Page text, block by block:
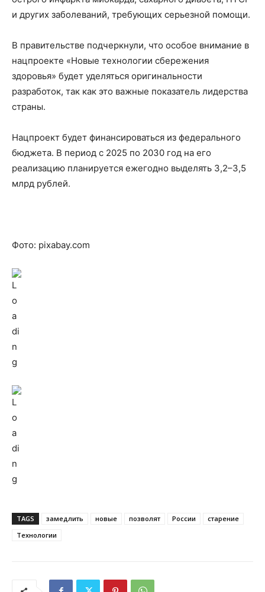
и других заболеваний, требующих серьезной помощи.
В правительстве подчеркнули, что особое внимание в
нацпроекте «Новые технологии сбережения
здоровья» будет уделяться оригинальности
разработок, так как это важные показатель лидерства
страны.
Нацпроект будет финансироваться из федерального
бюджета. В период с 2025 по 2030 год на его
реализацию планируется ежегодно выделять 3,2–3,5
млрд рублей.
Фото: pixabay.com
TAGS замедлить новые позволят России
старение
Технологии